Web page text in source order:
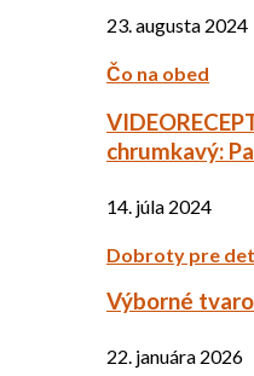
23. augusta 2024
Čo na obed
chrumkavý:
14. júla 2024
Dobroty pre
Výborné
22. januára 2026